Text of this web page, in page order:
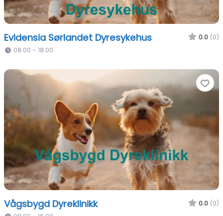
Evidensia Sørlandet Dyresykehus 0.0 (0)
08:00 – 18:00
Vågsbygd Dyreklinikk 0.0 (0)